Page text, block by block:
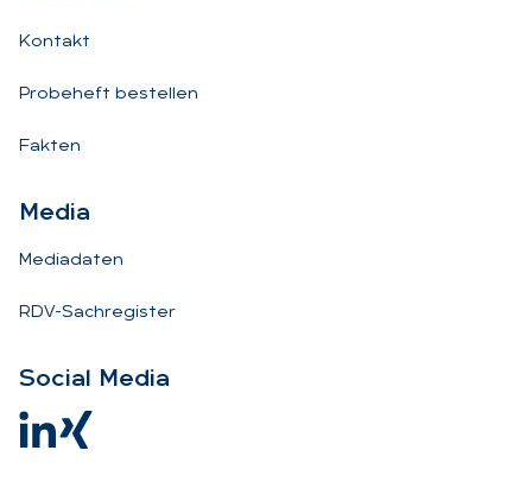
Kontakt
Probeheft bestellen
Fakten
Me­dia
Mediadaten
RDV-Sachregister
So­ci­al Me­dia